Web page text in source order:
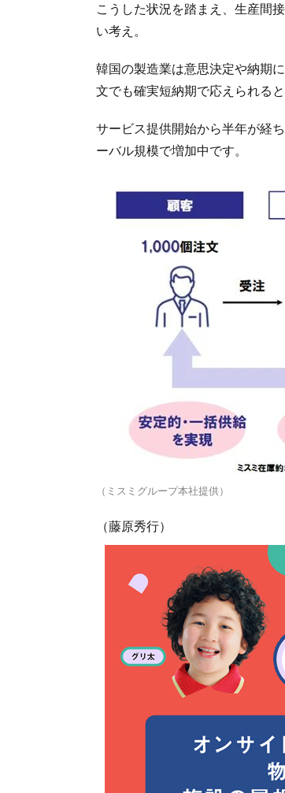
こうした状況を踏まえ、生産間
い考え。
韓国の製造業は意思決定や納期
文でも確実短納期で応えられると
サービス提供開始から半年が経
ーバル規模で増加中です。
（ミスミグループ本社提供）
（藤原秀行）